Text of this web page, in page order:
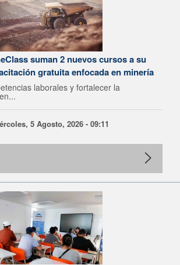
suman 2 nuevos cursos a su
gratuita enfocada en minería
laborales y fortalecer la
5 Agosto, 2026 - 09:11